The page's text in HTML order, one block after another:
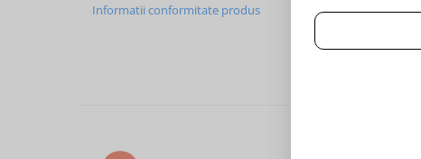
Informatii conformitate produs